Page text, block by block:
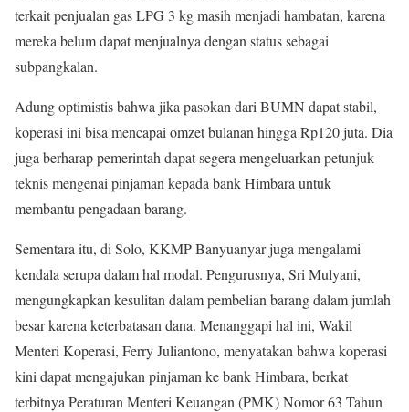
terkait penjualan gas LPG 3 kg masih menjadi hambatan, karena
mereka belum dapat menjualnya dengan status sebagai
subpangkalan.
Adung optimistis bahwa jika pasokan dari BUMN dapat stabil,
koperasi ini bisa mencapai omzet bulanan hingga Rp120 juta. Dia
juga berharap pemerintah dapat segera mengeluarkan petunjuk
teknis mengenai pinjaman kepada bank Himbara untuk
membantu pengadaan barang.
Sementara itu, di Solo, KKMP Banyuanyar juga mengalami
kendala serupa dalam hal modal. Pengurusnya, Sri Mulyani,
mengungkapkan kesulitan dalam pembelian barang dalam jumlah
besar karena keterbatasan dana. Menanggapi hal ini, Wakil
Menteri Koperasi, Ferry Juliantono, menyatakan bahwa koperasi
kini dapat mengajukan pinjaman ke bank Himbara, berkat
terbitnya Peraturan Menteri Keuangan (PMK) Nomor 63 Tahun